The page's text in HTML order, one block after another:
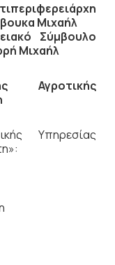
Μιχαήλ
Σύμβουλο
Μιχαήλ
Αγροτικής
Υπηρεσίας